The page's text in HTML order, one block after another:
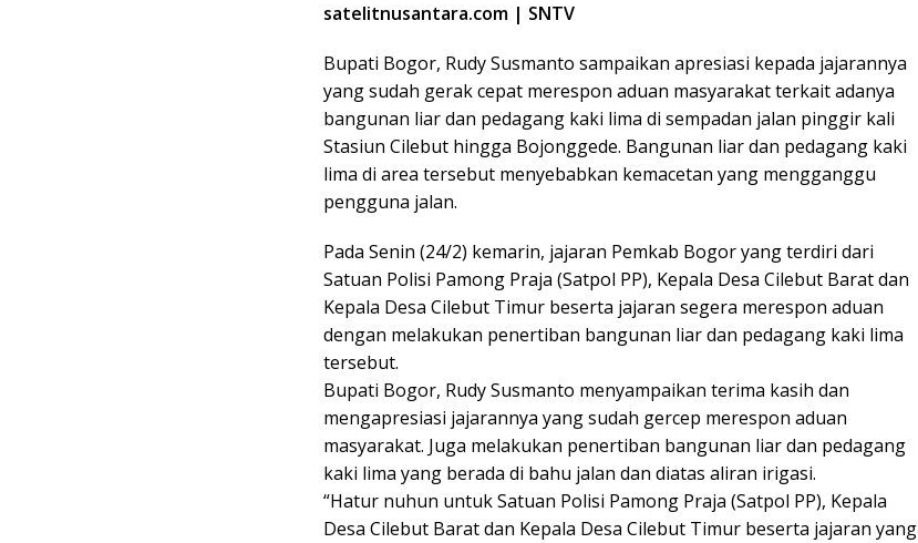
satelitnusantara.com | SNTV
Bupati Bogor, Rudy Susmanto sampaikan apresiasi kepada jajarannya
yang sudah gerak cepat merespon aduan masyarakat terkait adanya
bangunan liar dan pedagang kaki lima di sempadan jalan pinggir kali
Stasiun Cilebut hingga Bojonggede. Bangunan liar dan pedagang kaki
lima di area tersebut menyebabkan kemacetan yang mengganggu
pengguna jalan.
Pada Senin (24/2) kemarin, jajaran Pemkab Bogor yang terdiri dari
Satuan Polisi Pamong Praja (Satpol PP), Kepala Desa Cilebut Barat dan
Kepala Desa Cilebut Timur beserta jajaran segera merespon aduan
dengan melakukan penertiban bangunan liar dan pedagang kaki lima
tersebut.
Bupati Bogor, Rudy Susmanto menyampaikan terima kasih dan
mengapresiasi jajarannya yang sudah gercep merespon aduan
masyarakat. Juga melakukan penertiban bangunan liar dan pedagang
kaki lima yang berada di bahu jalan dan diatas aliran irigasi.
“Hatur nuhun untuk Satuan Polisi Pamong Praja (Satpol PP), Kepala
Desa Cilebut Barat dan Kepala Desa Cilebut Timur beserta jajaran yang